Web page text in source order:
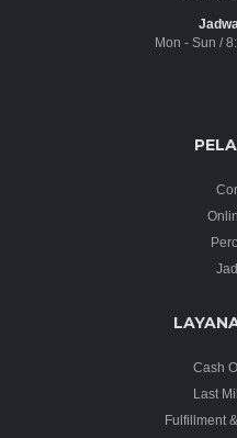
Mon - Sun /
Cash
Last
Fulfillment